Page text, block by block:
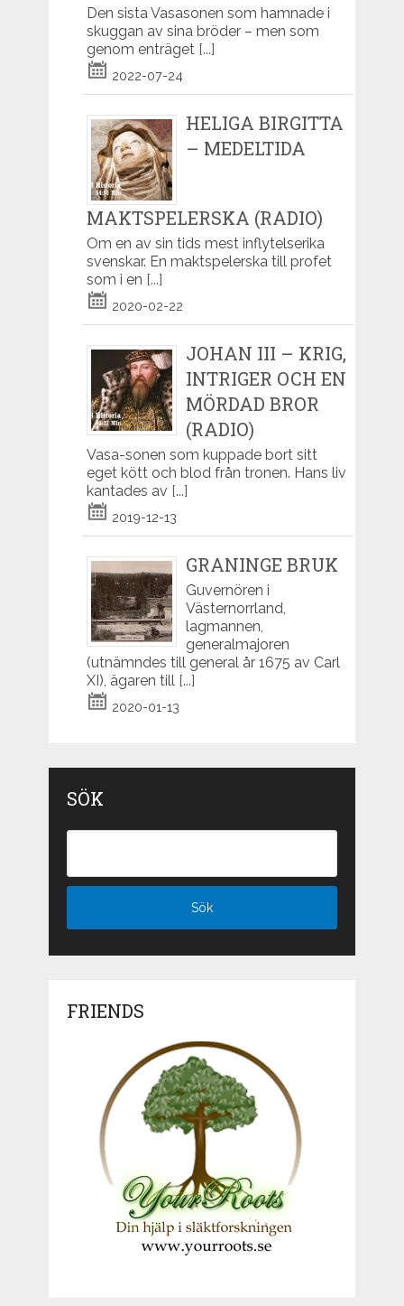
Den sista Vasasonen som hamnade i
skuggan av sina bröder – men som
genom enträget [...]
2022-07-24
HELIGA BIRGITTA
– MEDELTIDA
MAKTSPELERSKA (RADIO)
Om en av sin tids mest inflytelserika
svenskar. En maktspelerska till profet
som i en [...]
2020-02-22
JOHAN III – KRIG,
INTRIGER OCH EN
MÖRDAD BROR
(RADIO)
Vasa-sonen som kuppade bort sitt
eget kött och blod från tronen. Hans liv
kantades av [...]
2019-12-13
GRANINGE BRUK
Guvernören i
Västernorrland,
lagmannen,
generalmajoren
(utnämndes till general år 1675 av Carl
XI), ägaren till [...]
2020-01-13
SÖK
FRIENDS